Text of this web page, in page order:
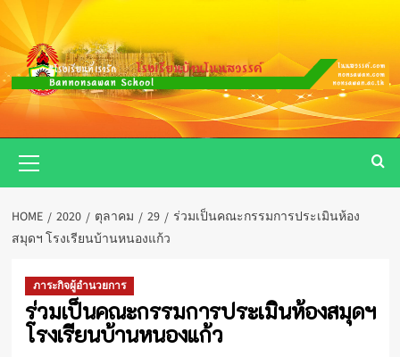
Skip
content
Menu
HOME 2020 ตุลาคม 29
ร่วมเป็นคณะกรรมการประเมินห้อง
สมุดฯ โรงเรียนบ้านหนองแก้ว
ภาระกิจผู้อำนวยการ
ร่วมเป็นคณะกรรมการประเมินห้องสมุดฯ
โรงเรียนบ้านหนองแก้ว